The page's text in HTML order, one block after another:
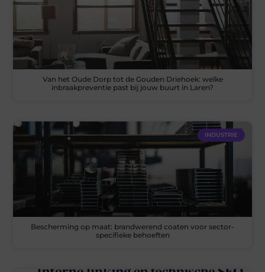
Van het Oude Dorp tot de Gouden Driehoek: welke
inbraakpreventie past bij jouw buurt in Laren?
INDUSTRIE
Bescherming op maat: brandwerend coaten voor sector-
specifieke behoeften